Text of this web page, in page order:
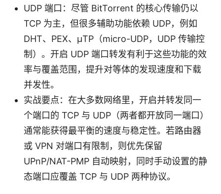
UDP 端口：尽管 BitTorrent 的核心传输仍以
TCP 为主，但很多辅助功能依赖 UDP，例如
DHT、PEX、μTP（micro-UDP，UDP 传输控
制）。开启 UDP 端口转发有利于这些功能的效
率与覆盖范围，提升对等体的发现速度和下载
并发性。
实战要点：在大多数网络里，开启并转发同一
个端口的 TCP 与 UDP（两者都开放同一端口）
通常能获得最平衡的速度与稳定性。若路由器
或 VPN 对端口有限制，则优先保留
UPnP/NAT-PMP 自动映射，同时手动设置的静
态端口应覆盖 TCP 与 UDP 两种协议。